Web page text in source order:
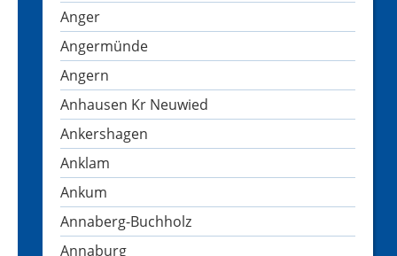
Anger
Angermünde
Angern
Anhausen Kr Neuwied
Ankershagen
Anklam
Ankum
Annaberg-Buchholz
Annaburg